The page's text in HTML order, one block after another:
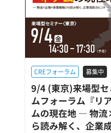
CREフォーラム 募集中
9/4 (東京)来場型セ
ムフォーラム『リ
ムの現在地 ― 物
ら読み解く、企業